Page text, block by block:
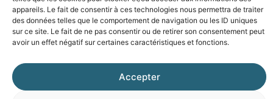
appareils. Le fait de consentir à ces technologies nous permettra de traiter
des données telles que le comportement de navigation ou les ID uniques
sur ce site. Le fait de ne pas consentir ou de retirer son consentement peut
avoir un effet négatif sur certaines caractéristiques et fonctions.
Accepter